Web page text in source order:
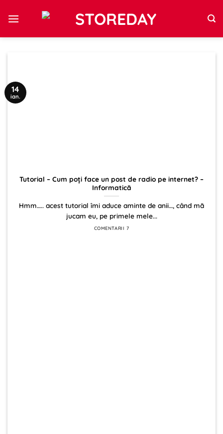
Tutorial – Cum poți face un post de radio pe internet? –
Informatică
Hmm….. acest tutorial îmi aduce aminte de anii…, când mă
jucam eu, pe primele mele...
COMENTARII 7
14
ian.